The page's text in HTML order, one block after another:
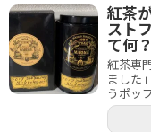
紅茶
スト
て何？
紅茶専
ました
うポッ